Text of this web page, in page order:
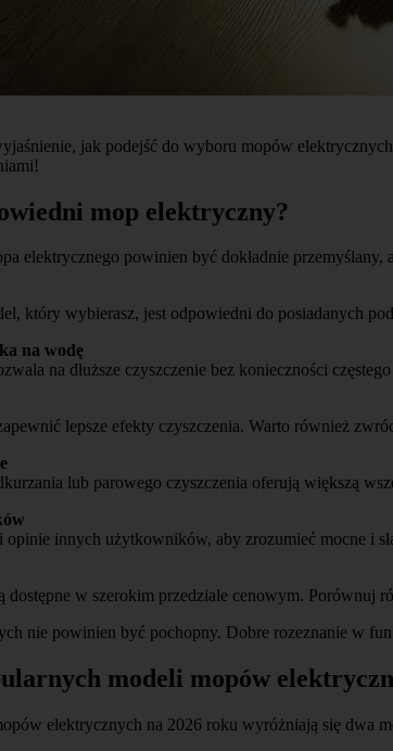
jak podejść do wyboru mopów
mop elektryczny?
elektrycznego powinien być dokładnie
który wybierasz, jest odpowiedni do posiadanych
na wodę
na dłuższe czyszczenie bez konieczności
lepsze efekty czyszczenia. Warto również
lub parowego czyszczenia oferują większą
opinie innych użytkowników, aby zrozumieć mocne i
dostępne w szerokim przedziale cenowym. Porównuj
nie powinien być pochopny. Dobre rozeznanie w
modeli mopów
elektrycznych na 2026 roku wyróżniają się dwa